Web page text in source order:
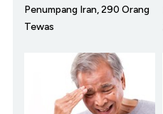
Penumpang Iran, 290 Orang
Tewas